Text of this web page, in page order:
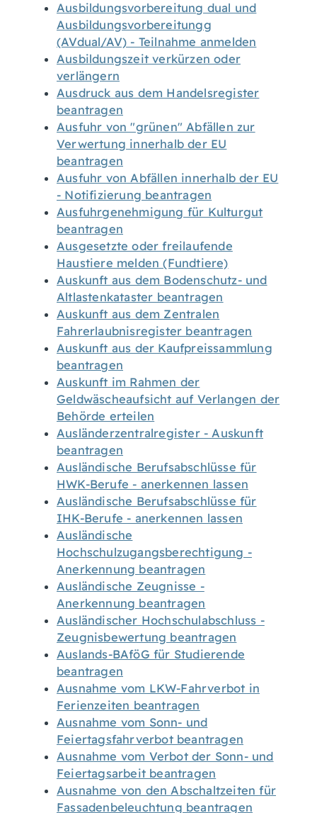
Ausbildungsvorbereitung dual und
Ausbildungsvorbereitungg
(AVdual/AV) - Teilnahme anmelden
Ausbildungszeit verkürzen oder
verlängern
Ausdruck aus dem Handelsregister
beantragen
Ausfuhr von "grünen" Abfällen zur
Verwertung innerhalb der EU
beantragen
Ausfuhr von Abfällen innerhalb der EU
- Notifizierung beantragen
Ausfuhrgenehmigung für Kulturgut
beantragen
Ausgesetzte oder freilaufende
Haustiere melden (Fundtiere)
Auskunft aus dem Bodenschutz- und
Altlastenkataster beantragen
Auskunft aus dem Zentralen
Fahrerlaubnisregister beantragen
Auskunft aus der Kaufpreissammlung
beantragen
Auskunft im Rahmen der
Geldwäscheaufsicht auf Verlangen der
Behörde erteilen
Ausländerzentralregister - Auskunft
beantragen
Ausländische Berufsabschlüsse für
HWK-Berufe - anerkennen lassen
Ausländische Berufsabschlüsse für
IHK-Berufe - anerkennen lassen
Ausländische
Hochschulzugangsberechtigung -
Anerkennung beantragen
Ausländische Zeugnisse -
Anerkennung beantragen
Ausländischer Hochschulabschluss -
Zeugnisbewertung beantragen
Auslands-BAföG für Studierende
beantragen
Ausnahme vom LKW-Fahrverbot in
Ferienzeiten beantragen
Ausnahme vom Sonn- und
Feiertagsfahrverbot beantragen
Ausnahme vom Verbot der Sonn- und
Feiertagsarbeit beantragen
Ausnahme von den Abschaltzeiten für
Fassadenbeleuchtung beantragen